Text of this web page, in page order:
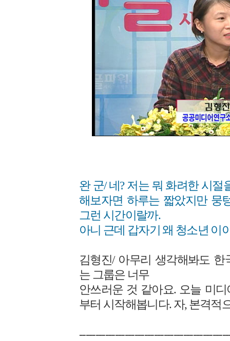
완 군/ 네? 저는 뭐 화려한 시절
해보자면 하루는 짧았지만 뭉
그런 시간이랄까.
아니 근데 갑자기 왜 청소년 이
김형진/ 아무리 생각해봐도
는 그룹은 너무
안쓰러운 것 같아요. 오늘 미
부터 시작해봅니다. 자, 본격적